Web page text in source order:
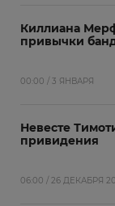
Киллиана
привычки
00:00 / 3 ЯНВАРЯ
Невесте
привидения
06:00 / 26 ДЕКАБРЯ